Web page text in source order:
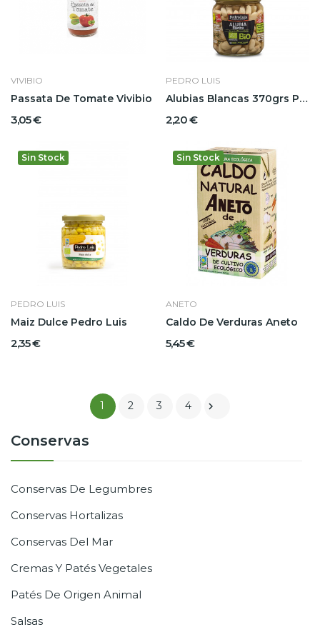
Conservas
Conservas De Legumbres
Conservas Hortalizas
Conservas Del Mar
Cremas Y Patés Vegetales
Patés De Origen Animal
Salsas
VIVIBIO
Passata De Tomate Vivibio
3,05 €
PEDRO LUIS
Alubias Blancas 370grs Pedro Luis
2,20 €
Sin Stock
PEDRO LUIS
Maiz Dulce Pedro Luis
2,35 €
Sin Stock
ANETO
Caldo De Verduras Aneto
5,45 €
1 2 3 4 